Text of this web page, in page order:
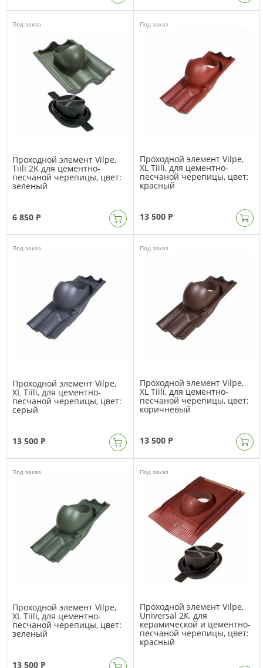
Под заказ
Проходной элемент Vilpe,
Tiili 2K для цементно-
песчаной черепицы, цвет:
зеленый
6 850 Р
Под заказ
Проходной элемент Vilpe,
XL Tiili, для цементно-
песчаной черепицы, цвет:
красный
13 500 Р
Под заказ
Проходной элемент Vilpe,
XL Tiili, для цементно-
песчаной черепицы, цвет:
серый
13 500 Р
Под заказ
Проходной элемент Vilpe,
XL Tiili, для цементно-
песчаной черепицы, цвет:
коричневый
13 500 Р
Под заказ
Проходной элемент Vilpe,
XL Tiili, для цементно-
песчаной черепицы, цвет:
зеленый
13 500 Р
Под заказ
Проходной элемент Vilpe,
Universal 2К, для
керамической и цементно-
песчаной черепицы, цвет:
красный